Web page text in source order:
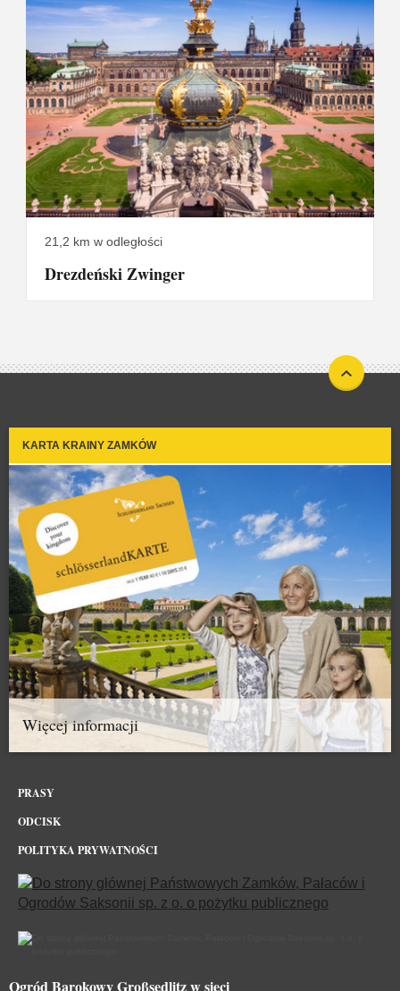
21,2 km w odległości
Drezdeński Zwinger
KARTA KRAINY ZAMKÓW
Więcej informacji
PRASY
ODCISK
POLITYKA PRYWATNOŚCI
Ogród Barokowy Großsedlitz w sieci